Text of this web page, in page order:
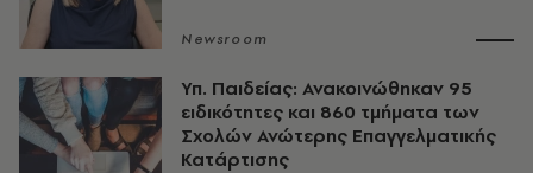
Newsroom
Υπ. Παιδείας: Ανακοινώθηκαν 95
ειδικότητες και 860 τμήματα των
Σχολών Ανώτερης Επαγγελματικής
Κατάρτισης